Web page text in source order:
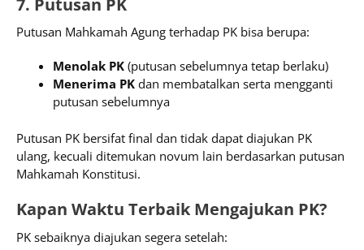
7. Putusan PK
Putusan Mahkamah Agung terhadap PK bisa berupa:
Menolak PK (putusan sebelumnya tetap berlaku)
Menerima PK dan membatalkan serta mengganti
putusan sebelumnya
Putusan PK bersifat final dan tidak dapat diajukan PK
ulang, kecuali ditemukan novum lain berdasarkan putusan
Mahkamah Konstitusi.
Kapan Waktu Terbaik Mengajukan PK?
PK sebaiknya diajukan segera setelah: